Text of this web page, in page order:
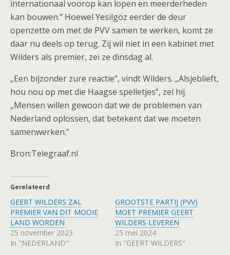
internationaal voorop kan lopen en meerderheden
kan bouwen.” Hoewel Yesilgöz eerder de deur
openzette om met de PVV samen te werken, komt ze
daar nu deels op terug. Zij wil niet in een kabinet met
Wilders als premier, zei ze dinsdag al.
„Een bijzonder zure reactie”, vindt Wilders. „Alsjeblieft,
hou nou op met die Haagse spelletjes”, zei hij.
„Mensen willen gewoon dat we de problemen van
Nederland oplossen, dat betekent dat we moeten
samenwerken.”
Bron:Telegraaf.nl
Gerelateerd
GEERT WILDERS ZAL
PREMIER VAN DIT MOOIE
LAND WORDEN
25 november 2023
In "NEDERLAND"
GROOTSTE PARTIJ (PVV)
MOET PREMIER GEERT
WILDERS LEVEREN
25 mei 2024
In "GEERT WILDERS"